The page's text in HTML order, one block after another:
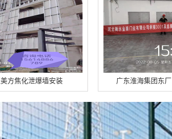
广东淮海集团东厂区泄爆墙顺利竣工